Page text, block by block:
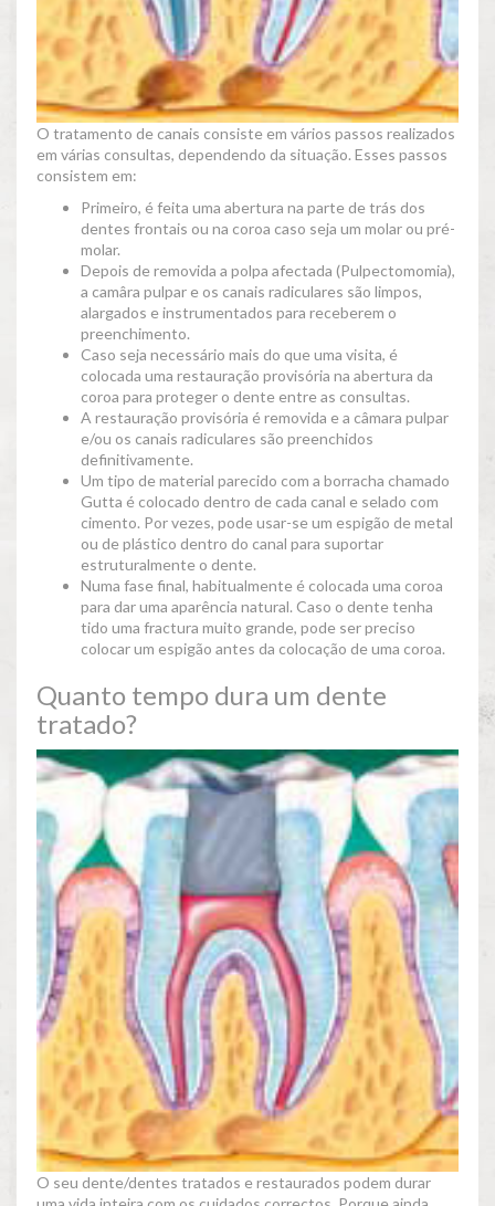
O tratamento de canais consiste em vários passos realizados
em várias consultas, dependendo da situação. Esses passos
consistem em:
Primeiro, é feita uma abertura na parte de trás dos
dentes frontais ou na coroa caso seja um molar ou pré-
molar.
Depois de removida a polpa afectada (Pulpectomomia),
a camâra pulpar e os canais radiculares são limpos,
alargados e instrumentados para receberem o
preenchimento.
Caso seja necessário mais do que uma visita, é
colocada uma restauração provisória na abertura da
coroa para proteger o dente entre as consultas.
A restauração provisória é removida e a câmara pulpar
e/ou os canais radiculares são preenchidos
definitivamente.
Um tipo de material parecido com a borracha chamado
Gutta é colocado dentro de cada canal e selado com
cimento. Por vezes, pode usar-se um espigão de metal
ou de plástico dentro do canal para suportar
estruturalmente o dente.
Numa fase final, habitualmente é colocada uma coroa
para dar uma aparência natural. Caso o dente tenha
tido uma fractura muito grande, pode ser preciso
colocar um espigão antes da colocação de uma coroa.
Quanto tempo dura um dente
tratado?
O seu dente/dentes tratados e restaurados podem durar